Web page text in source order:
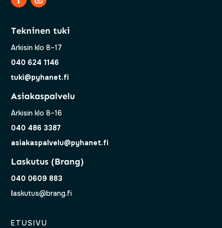
Tekninen tuki
Arkisin klo 8–17
040 624 1146
tuki@pyhanet.fi
Asiakaspalvelu
Arkisin klo 8–16
040 486 3387
asiakaspalvelu@pyhanet.fi
Laskutus (Brang)
040 0609 883
laskutus@brang.fi
ETUSIVU